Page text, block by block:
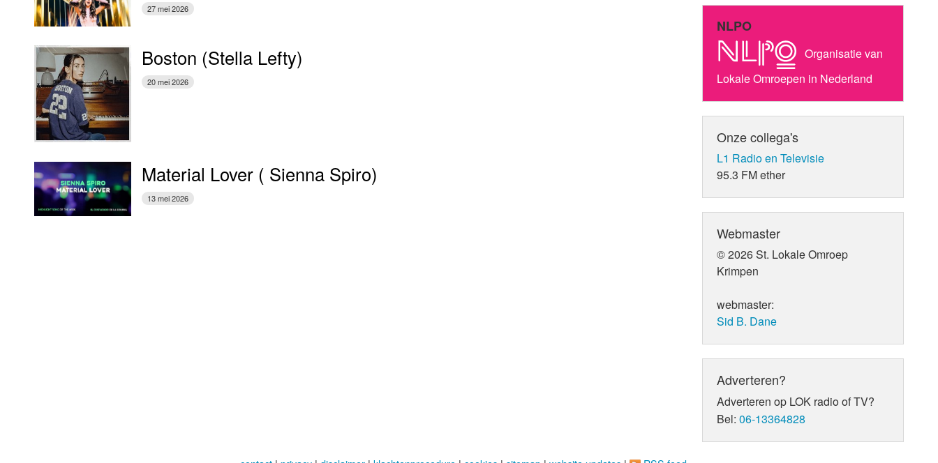
27 mei 2026
Boston (Stella Lefty)
20 mei 2026
Material Lover ( Sienna Spiro)
13 mei 2026
NLPO
Organisatie van
Lokale Omroepen in Nederland
Onze collega's
L1 Radio en Televisie
95.3 FM ether
Webmaster
© 2026 St. Lokale Omroep
Krimpen
webmaster:
Sid B. Dane
Adverteren?
Adverteren op LOK radio of TV?
Bel:06-13364828